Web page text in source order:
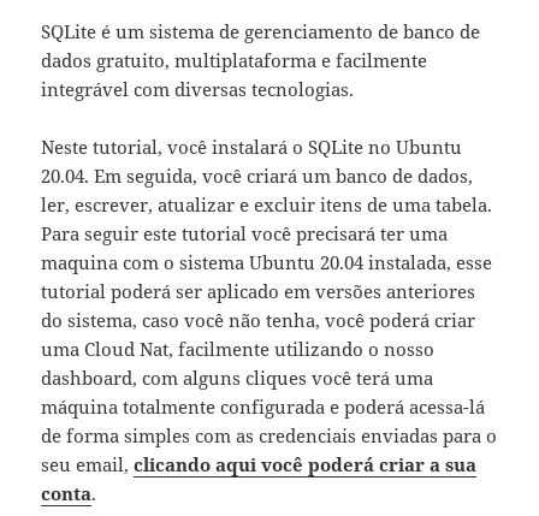
SQLite é um sistema de gerenciamento de banco de
dados gratuito, multiplataforma e facilmente
integrável com diversas tecnologias.
Neste tutorial, você instalará o SQLite no Ubuntu
20.04. Em seguida, você criará um banco de dados,
ler, escrever, atualizar e excluir itens de uma tabela.
Para seguir este tutorial você precisará ter uma
maquina com o sistema Ubuntu 20.04 instalada, esse
tutorial poderá ser aplicado em versões anteriores
do sistema, caso você não tenha, você poderá criar
uma Cloud Nat, facilmente utilizando o nosso
dashboard, com alguns cliques você terá uma
máquina totalmente configurada e poderá acessa-lá
de forma simples com as credenciais enviadas para o
seu email,clicando aqui você poderá criar a sua
conta.